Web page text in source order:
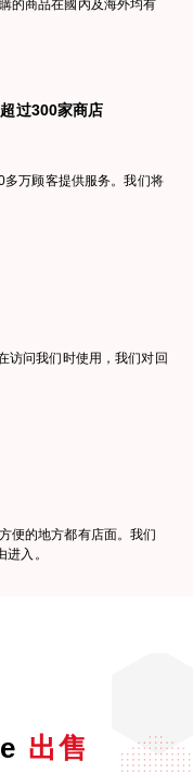
的商品在國內及海外均有
过300家商店
万顾客提供服务。我们将
访问我们时使用，我们对回
便的地方都有店面。我们
入。
出售